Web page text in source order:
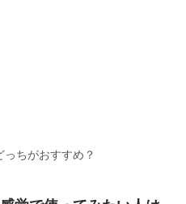
ちがおすすめ？